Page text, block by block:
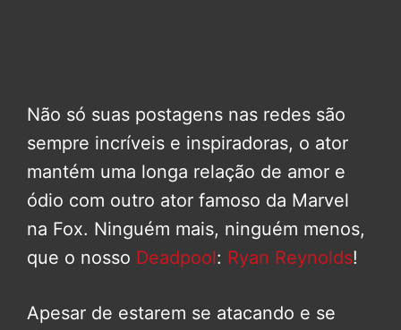
Não só suas postagens nas redes são
sempre incríveis e inspiradoras, o ator
mantém uma longa relação de amor e
ódio com outro ator famoso da Marvel
na Fox. Ninguém mais, ninguém menos,
que o nosso Deadpool: Ryan Reynolds!
Apesar de estarem se atacando e se